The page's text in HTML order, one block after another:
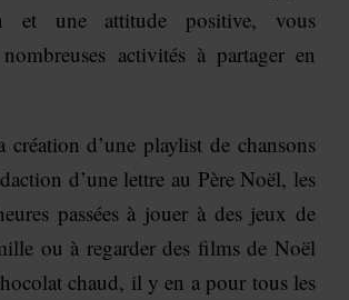
et une attitude positive, vous
activités à partager en
création d’une playlist de chansons
d’une lettre au Père Noël, les
passées à jouer à des jeux de
ou à regarder des films de Noël
chaud, il y en a pour tous les